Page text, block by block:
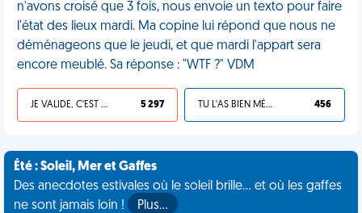
n'avons croisé que 3 fois, nous envoie un texto pour faire
l'état des lieux mardi. Ma copine lui répond que nous ne
déménageons que le jeudi, et que mardi l'appart sera
encore meublé. Sa réponse : "WTF ?" VDM
JE VALIDE, C'EST UNE VDM 5 297 TU L'AS BIEN MÉRITÉ 456
Été : Soleil, Mer et Gaffes
Des anecdotes estivales où le soleil brille... et où les gaffes
ne sont jamais loin !
Plus…